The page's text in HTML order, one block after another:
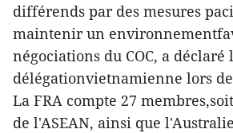
différends par des mesures
maintenir un
négociations du COC, a déclaré
délégationvietnamienne lors
La FRA compte 27
de l'ASEAN, ainsi que